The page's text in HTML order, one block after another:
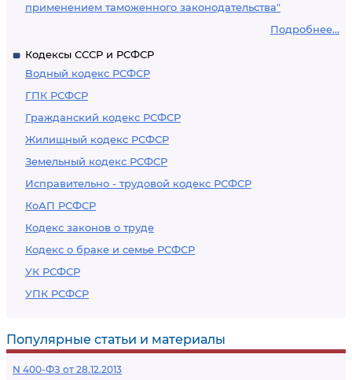
применением таможенного законодательства"
Подробнее...
Кодексы СССР и РСФСР
Водный кодекс РСФСР
ГПК РСФСР
Гражданский кодекс РСФСР
Жилищный кодекс РСФСР
Земельный кодекс РСФСР
Исправительно - трудовой кодекс РСФСР
КоАП РСФСР
Кодекс законов о труде
Кодекс о браке и семье РСФСР
УК РСФСР
УПК РСФСР
Популярные статьи и материалы
N 400-ФЗ от 28.12.2013